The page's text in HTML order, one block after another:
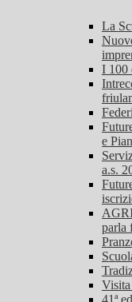
La
I 100
e
a.s.
parla